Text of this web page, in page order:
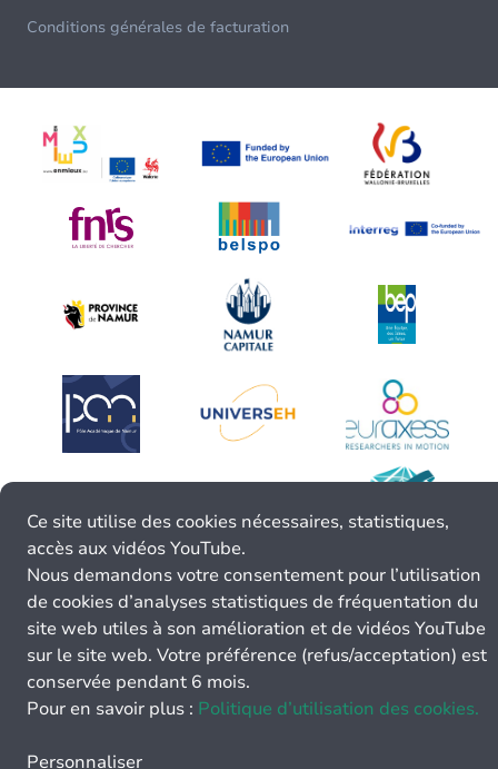
Conditions générales de facturation
Ce site utilise des cookies nécessaires, statistiques,
accès aux vidéos YouTube.
Nous demandons votre consentement pour l’utilisation
de cookies d’analyses statistiques de fréquentation du
site web utiles à son amélioration et de vidéos YouTube
sur le site web. Votre préférence (refus/acceptation) est
conservée pendant 6 mois.
Pour en savoir plus : Politique d’utilisation des cookies.
Personnaliser